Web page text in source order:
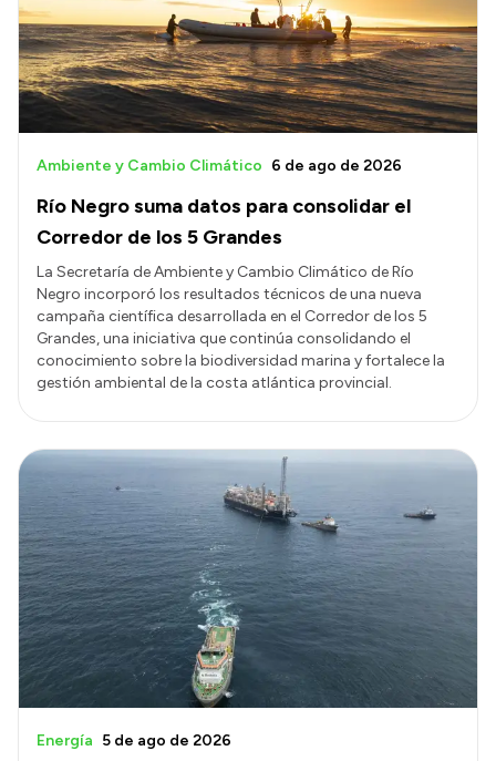
Río Negro suma datos para consolidar el
Corredor de los 5 Grandes
Ambiente y Cambio Climático 6 de ago de 2026
La Secretaría de Ambiente y Cambio Climático de Río
Negro incorporó los resultados técnicos de una nueva
campaña científica desarrollada en el Corredor de los 5
Grandes, una iniciativa que continúa consolidando el
conocimiento sobre la biodiversidad marina y fortalece la
gestión ambiental de la costa atlántica provincial.
Energía 5 de ago de 2026